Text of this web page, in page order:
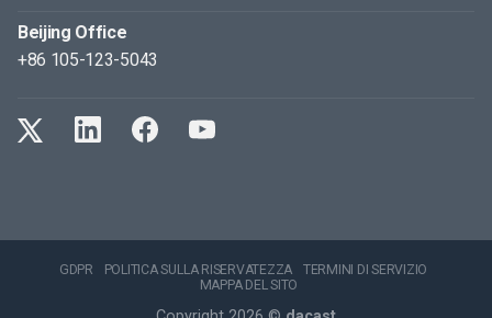
Beijing Office
+86 105-123-5043
GDPR POLITICA SULLA RISERVATEZZA
TERMINI DI SERVIZIO
MAPPA DEL SITO